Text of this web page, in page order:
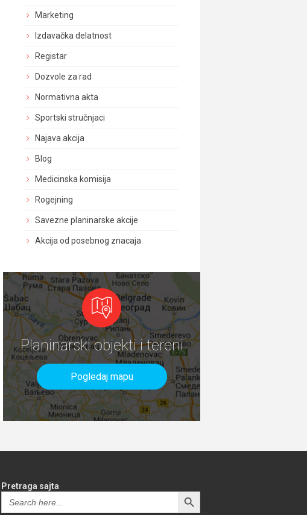
Marketing
Izdavačka delatnost
Registar
Dozvole za rad
Normativna akta
Sportski stručnjaci
Najava akcija
Blog
Medicinska komisija
Rogejning
Savezne planinarske akcije
Akcija od posebnog znacaja
Planinarski objekti i tereni
Pogledaj mapu
Pretraga sajta
Search
for:
SEARCH BUTTON